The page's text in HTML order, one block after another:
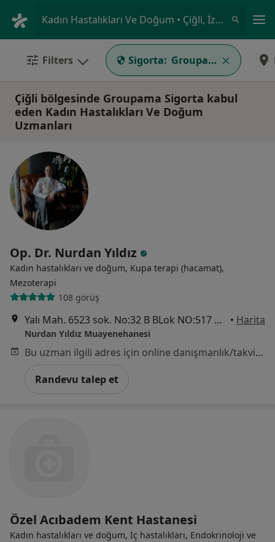
Kadın Hastalıkları Ve Doğum • Çiğli, İzmir
Filters Sigorta: Groupama Sigorta
Çiğli bölgesinde Groupama Sigorta kabul
eden Kadın Hastalıkları Ve Doğum
Uzmanları
Op. Dr. Nurdan Yıldız
Kadın hastalıkları ve doğum, Kupa terapi (hacamat),
Mezoterapi
108 görüş
Yalı Mah. 6523 sok. No:32 B BLok NO:517 Mavişehir, İzmir • Harita
Nurdan Yıldız Muayenehanesi
Bu uzman ilgili adres için online danışmanlık/takvim sunmuyor.
Randevu talep et
Özel Acıbadem Kent Hastanesi
Kadın hastalıkları ve doğum, İç hastalıkları, Endokrinoloji ve